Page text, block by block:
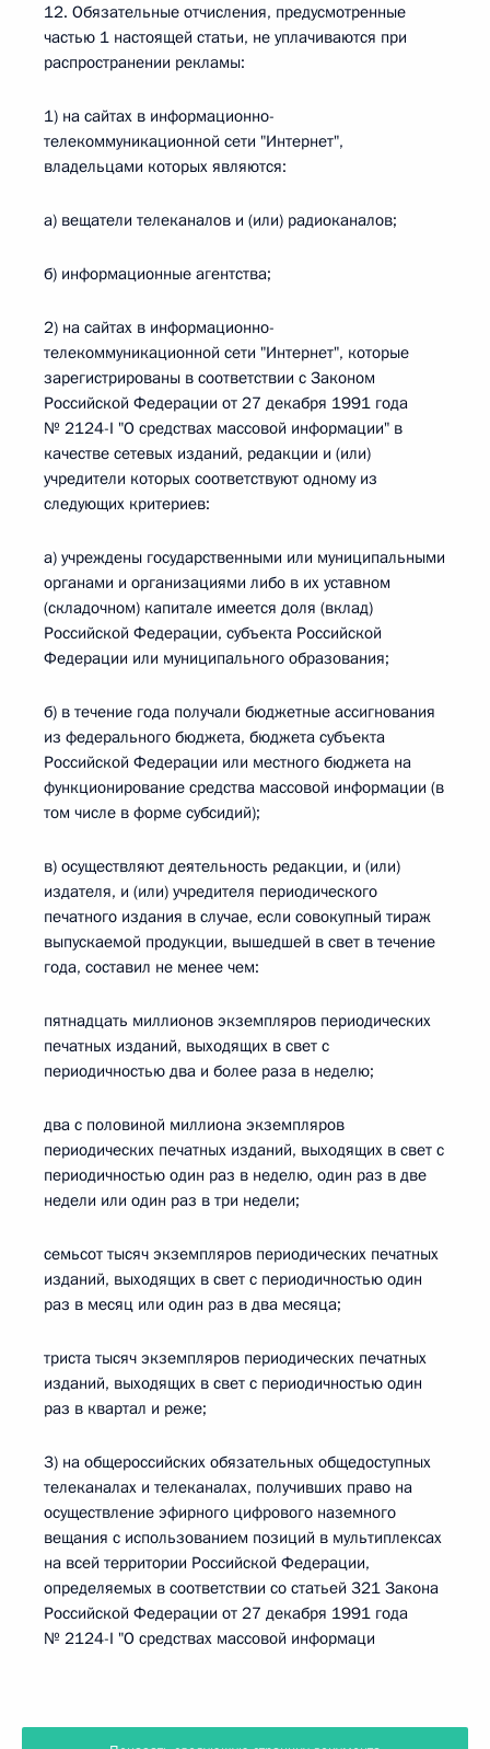
12. Обязательные отчисления, предусмотренные
частью 1 настоящей статьи, не уплачиваются при
распространении рекламы:
1) на сайтах в информационно-
телекоммуникационной сети "Интернет",
владельцами которых являются:
а) вещатели телеканалов и (или) радиоканалов;
б) информационные агентства;
2) на сайтах в информационно-
телекоммуникационной сети "Интернет", которые
зарегистрированы в соответствии с Законом
Российской Федерации от 27 декабря 1991 года
№ 2124-I "О средствах массовой информации" в
качестве сетевых изданий, редакции и (или)
учредители которых соответствуют одному из
следующих критериев:
а) учреждены государственными или муниципальными
органами и организациями либо в их уставном
(складочном) капитале имеется доля (вклад)
Российской Федерации, субъекта Российской
Федерации или муниципального образования;
б) в течение года получали бюджетные ассигнования
из федерального бюджета, бюджета субъекта
Российской Федерации или местного бюджета на
функционирование средства массовой информации (в
том числе в форме субсидий);
в) осуществляют деятельность редакции, и (или)
издателя, и (или) учредителя периодического
печатного издания в случае, если совокупный тираж
выпускаемой продукции, вышедшей в свет в течение
года, составил не менее чем:
пятнадцать миллионов экземпляров периодических
печатных изданий, выходящих в свет с
периодичностью два и более раза в неделю;
два с половиной миллиона экземпляров
периодических печатных изданий, выходящих в свет с
периодичностью один раз в неделю, один раз в две
недели или один раз в три недели;
семьсот тысяч экземпляров периодических печатных
изданий, выходящих в свет с периодичностью один
раз в месяц или один раз в два месяца;
триста тысяч экземпляров периодических печатных
изданий, выходящих в свет с периодичностью один
раз в квартал и реже;
3) на общероссийских обязательных общедоступных
телеканалах и телеканалах, получивших право на
осуществление эфирного цифрового наземного
вещания с использованием позиций в мультиплексах
на всей территории Российской Федерации,
определяемых в соответствии со статьей 321 Закона
Российской Федерации от 27 декабря 1991 года
№ 2124-I "О средствах массовой информаци